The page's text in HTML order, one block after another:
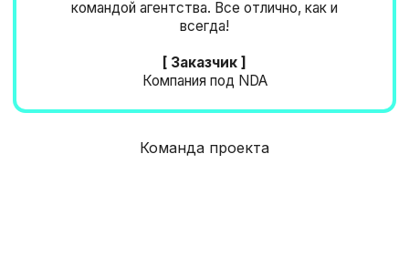
Команда проекта
КАК С НАМИ
СВЯЗАТЬСЯ
[ Оставить заявку на проект ]